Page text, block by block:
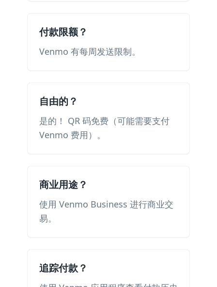
付款限额？
Venmo 有每周发送限制。
自由的？
是的！ QR 码免费（可能需要支付
Venmo 费用）。
商业用途？
使用 Venmo Business 进行商业交
易。
追踪付款？